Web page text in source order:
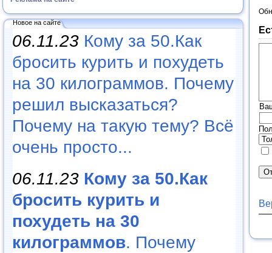
Новое на сайте
06.11.23 Кому за 50.Как
бросить курить и похудеть
на 30 килограммов. Почему
решил высказаться?
Почему на такую тему? Всё
очень просто...
06.11.23 Кому за 50.Как
бросить курить и
похудеть на 30
килограммов. Почему